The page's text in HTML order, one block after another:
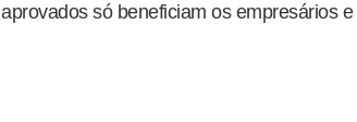
aprovados só beneficiam os empresários